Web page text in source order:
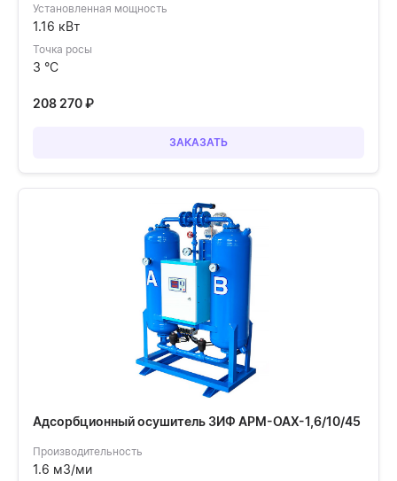
Установленная мощность
1.16 кВт
Точка росы
3 °C
208 270₽
ЗАКАЗАТЬ
Адсорбционный осушитель ЗИФ АРМ-ОАХ-1,6/10/45
Производительность
1.6 м3/ми